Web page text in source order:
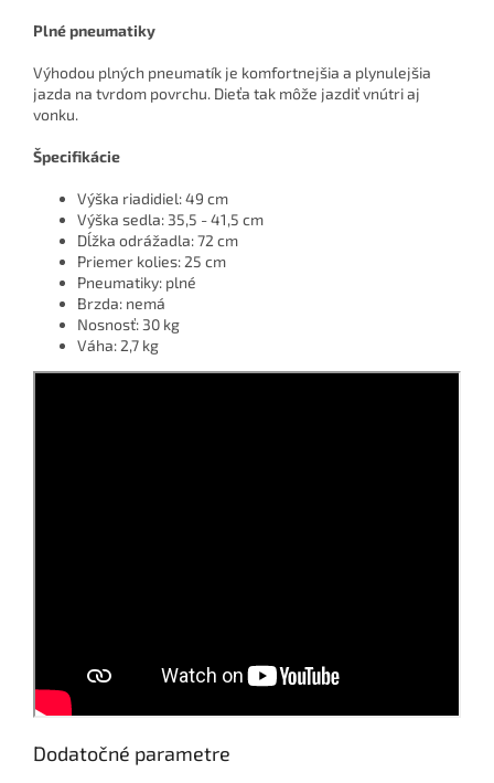
Plné pneumatiky
Výhodou plných pneumatík je komfortnejšia a plynulejšia
jazda na tvrdom povrchu. Dieťa tak môže jazdiť vnútri aj
vonku.
Špecifikácie
Výška riadidiel: 49 cm
Výška sedla: 35,5 - 41,5 cm
Dĺžka odrážadla: 72 cm
Priemer kolies: 25 cm
Pneumatiky: plné
Brzda: nemá
Nosnosť: 30 kg
Váha: 2,7 kg
Dodatočné parametre